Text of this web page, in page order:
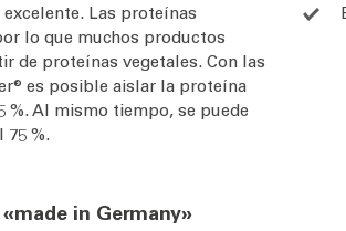
Las proteínas
lo que muchos productos
de proteínas vegetales. Con las
es posible aislar la proteína
%. Al mismo tiempo, se puede
75 %.
in Germany»